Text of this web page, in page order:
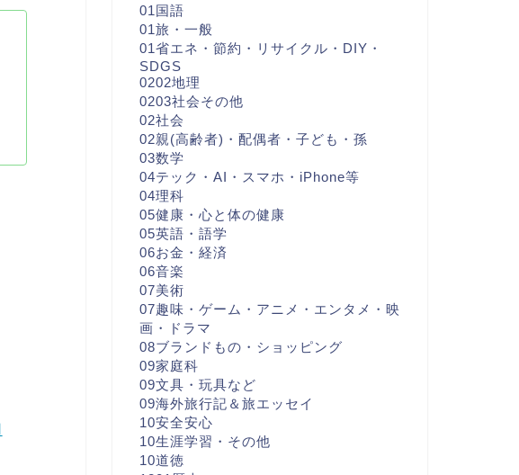
01国語
01旅・一般
01省エネ・節約・リサイクル・DIY・
SDGS
0202地理
0203社会その他
02社会
02親(高齢者)・配偶者・子ども・孫
03数学
04テック・AI・スマホ・iPhone等
04理科
05健康・心と体の健康
05英語・語学
06お金・経済
06音楽
07美術
07趣味・ゲーム・アニメ・エンタメ・映
画・ドラマ
08ブランドもの・ショッピング
09家庭科
09文具・玩具など
09海外旅行記＆旅エッセイ
10安全安心
10生涯学習・その他
10道徳